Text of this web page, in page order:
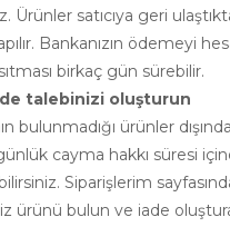
Ürünler satıcıya geri
Bankanızın ödemeyi
birkaç gün sürebilir.
talebinizi oluşturun
bulunmadığı ürünler
cayma hakkı süresi
Siparişlerim
ürünü bulun ve iade oluştura